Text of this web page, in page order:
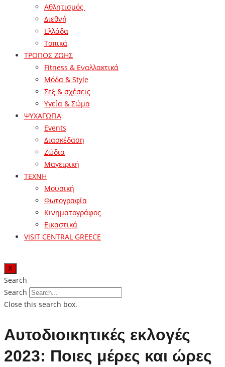
Αθλητισμός
Διεθνή
Ελλάδα
Τοπικά
ΤΡΟΠΟΣ ΖΩΗΣ
Fitness & Εναλλακτικά
Μόδα & Style
Σεξ & σχέσεις
Υγεία & Σώμα
ΨΥΧΑΓΩΓΙΑ
Events
Διασκέδαση
Ζώδια
Μαγειρική
ΤΕΧΝΗ
Μουσική
Φωτογραφία
Κινηματογράφος
Εικαστικά
VISIT CENTRAL GREECE
X
Search
Search
Close this search box.
Αυτοδιοικητικές εκλογές
2023: Ποιες μέρες και ώρες